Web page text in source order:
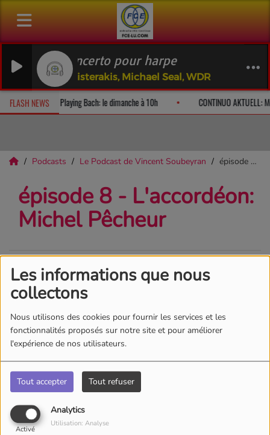
Les informations que nous
collectons
Nous utilisons des cookies pour fournir les services et les
fonctionnalités proposés sur notre site et pour améliorer
l'expérience de nos utilisateurs.
Tout accepter Tout refuser
Analytics
Activé
Utilisation: Analyse
ROTA Concerto pour harpe
Esther Peristerakis, Michael Seal, WDR
FLASH NEWS Playing Bach: le dimanche à 10h CONTINUO
Podcasts Le Podcast de Vincent Soubeyran épisode 8 - L'accordéon: Michel Pêcheur
épisode 8 - L'accordéon:
Michel Pêcheur